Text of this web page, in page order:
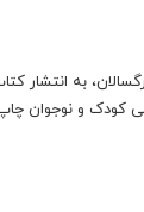
سال ۱۳۴۸ در کنار چاپ و نشر کتاب‌های بزرگسالان، به
برای گروه‌های سنی کودک و